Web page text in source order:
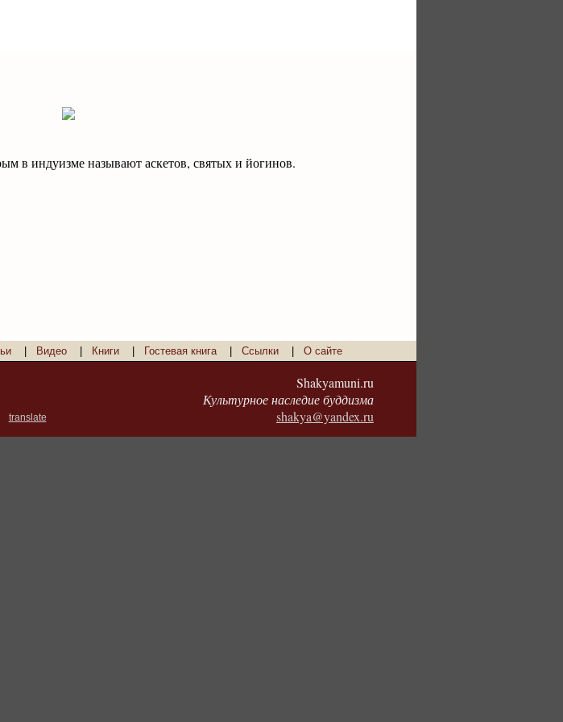
в индуизме называют аскетов, святых и йогинов.
Видео Книги Гостевая книга| Ссылки О сайте
translate
Shakyamuni.ru
Культурное наследие буддизма
shakya@yandex.ru